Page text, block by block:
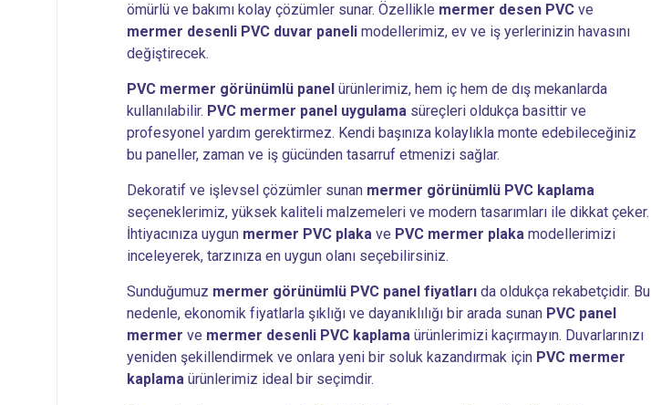
ömürlü ve bakımı kolay çözümler sunar. Özellikle mermer desen PVC ve
mermer desenli PVC duvar paneli modellerimiz, ev ve iş yerlerinizin havasını
değiştirecek.
PVC mermer görünümlü panel ürünlerimiz, hem iç hem de dış mekanlarda
kullanılabilir. PVC mermer panel uygulama süreçleri oldukça basittir ve
profesyonel yardım gerektirmez. Kendi başınıza kolaylıkla monte edebileceğiniz
bu paneller, zaman ve iş gücünden tasarruf etmenizi sağlar.
Dekoratif ve işlevsel çözümler sunan mermer görünümlü PVC kaplama
seçeneklerimiz, yüksek kaliteli malzemeleri ve modern tasarımları ile dikkat çeker.
İhtiyacınıza uygun mermer PVC plaka ve PVC mermer plaka modellerimizi
inceleyerek, tarzınıza en uygun olanı seçebilirsiniz.
Sunduğumuz mermer görünümlü PVC panel fiyatları da oldukça rekabetçidir. Bu
nedenle, ekonomik fiyatlarla şıklığı ve dayanıklılığı bir arada sunan PVC panel
mermer ve mermer desenli PVC kaplama ürünlerimizi kaçırmayın. Duvarlarınızı
yeniden şekillendirmek ve onlara yeni bir soluk kazandırmak için PVC mermer
kaplama ürünlerimiz ideal bir seçimdir.